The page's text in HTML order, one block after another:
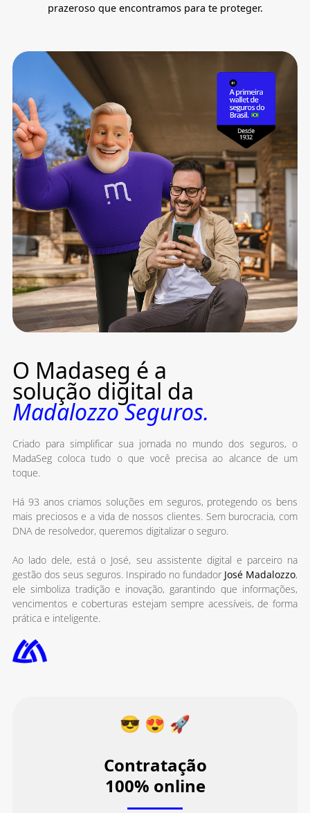
prazeroso que encontramos para te proteger.
O Madaseg é a
solução digital da
Madalozzo Seguros.
Criado para simplificar sua jornada no mundo dos seguros, o
MadaSeg coloca tudo o que você precisa ao alcance de um
toque.
Há 93 anos criamos soluções em seguros, protegendo os bens
mais preciosos e a vida de nossos clientes. Sem burocracia, com
DNA de resolvedor, queremos digitalizar o seguro.
Ao lado dele, está o José, seu assistente digital e parceiro na
gestão dos seus seguros. Inspirado no fundador José Madalozzo,
ele simboliza tradição e inovação, garantindo que informações,
vencimentos e coberturas estejam sempre acessíveis, de forma
prática e inteligente.
😎 😍 🚀
Contratação
100% online